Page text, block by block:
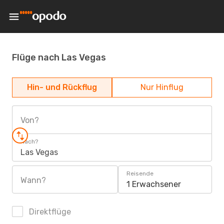
Flüge nach Las Vegas
Hin- und Rückflug Nur Hinflug
Von?
Nach?
Las Vegas
Wann?
Reisende
1 Erwachsener
Direktflüge